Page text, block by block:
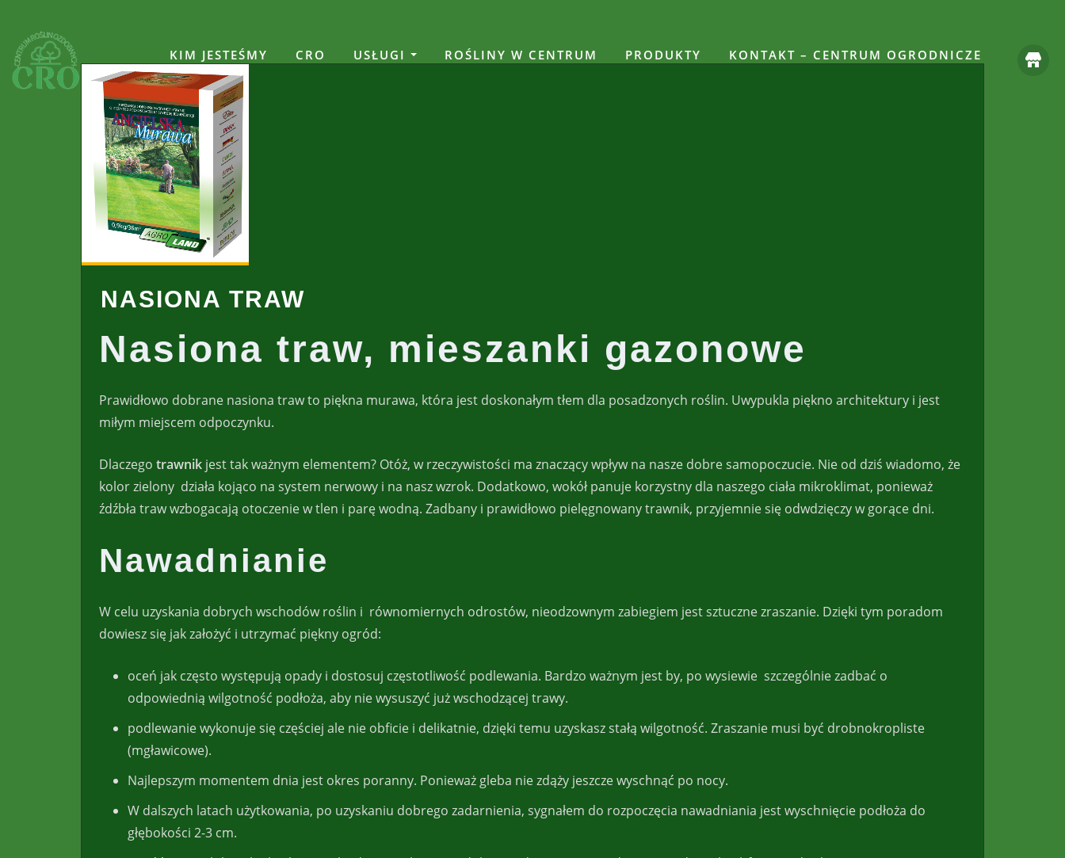
content
KIM JESTEŚMY CRO USŁUGI ROŚLINY W CENTRUM PRODUKTY KONTAKT – CENTRUM OGRODNICZE
NASIONA TRAW
Nasiona traw, mieszanki gazonowe
Prawidłowo dobrane nasiona traw to piękna murawa, która jest doskonałym tłem dla posadzonych roślin. Uwypukla piękno architektury i jest
miłym miejscem odpoczynku.
Dlaczego trawnik jest tak ważnym elementem? Otóż, w rzeczywistości ma znaczący wpływ na nasze dobre samopoczucie. Nie od dziś wiadomo, że
kolor zielony działa kojąco na system nerwowy i na nasz wzrok. Dodatkowo, wokół panuje korzystny dla naszego ciała mikroklimat, ponieważ
źdźbła traw wzbogacają otoczenie w tlen i parę wodną. Zadbany i prawidłowo pielęgnowany trawnik, przyjemnie się odwdzięczy w gorące dni.
Nawadnianie
W celu uzyskania dobrych wschodów roślin i równomiernych odrostów, nieodzownym zabiegiem jest sztuczne zraszanie. Dzięki tym poradom
dowiesz się jak założyć i utrzymać piękny ogród:
oceń jak często występują opady i dostosuj częstotliwość podlewania. Bardzo ważnym jest by, po wysiewie szczególnie zadbać o
odpowiednią wilgotność podłoża, aby nie wysuszyć już wschodzącej trawy.
podlewanie wykonuje się częściej ale nie obficie i delikatnie, dzięki temu uzyskasz stałą wilgotność. Zraszanie musi być drobnokropliste
(mgławicowe).
Najlepszym momentem dnia jest okres poranny. Ponieważ gleba nie zdąży jeszcze wyschnąć po nocy.
W dalszych latach użytkowania, po uzyskaniu dobrego zadarnienia, sygnałem do rozpoczęcia nawadniania jest wyschnięcie podłoża do
głębokości 2-3 cm.